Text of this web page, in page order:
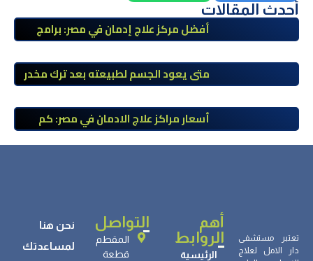
أحدث المقالات
أفضل مركز علاج إدمان في مصر: برامج
طبي
متى يعود الجسم لطبيعته بعد ترك مخدر
أسعار مراكز علاج الادمان في مصر: كم
تبلغ التكلفة وما الذي يشمله سعر
تعتبر مستشفى
دار الامل لعلاج
أهم
الروابط
الرئيسية
التواصل
المقطم
قطعة
نحن هنا
لمساعدتك